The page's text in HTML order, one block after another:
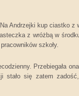
Andrzejki kup ciastko z
z wróżbą w
szkoły.
Przebiegała
stało się zatem